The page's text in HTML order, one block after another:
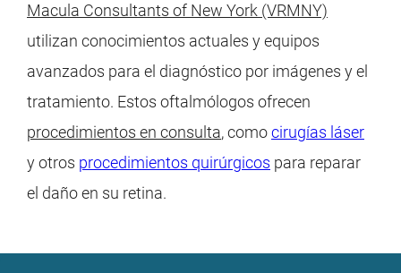
Macula Consultants of New York (VRMNY)
utilizan conocimientos actuales y equipos
avanzados para el diagnóstico por imágenes y el
tratamiento. Estos oftalmólogos ofrecen
procedimientos en consulta, comocirugías láser
y otros procedimientos quirúrgicos para reparar
el daño en su retina.